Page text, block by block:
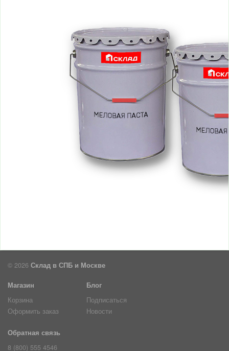
© 2026 Склад в СПБ и Москве
Магазин
Корзина
Оформить заказ
Блог
Подписаться
Новости
Обратная связь
8 (800) 555 4546